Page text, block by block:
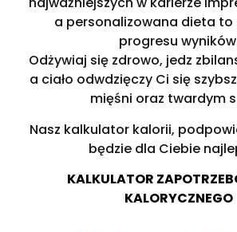
a personalizowana dieta
progresu
Odżywiaj się zdrowo, jedz
a ciało odwdzięczy Ci się
mięśni oraz twardym
Nasz kalkulator kalorii,
będzie dla Ciebie
KALKULATOR
KALORYCZNEGO